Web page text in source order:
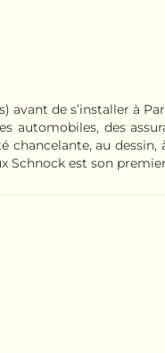
avant de s’installer à
des
chancelante, au
Schnock est son